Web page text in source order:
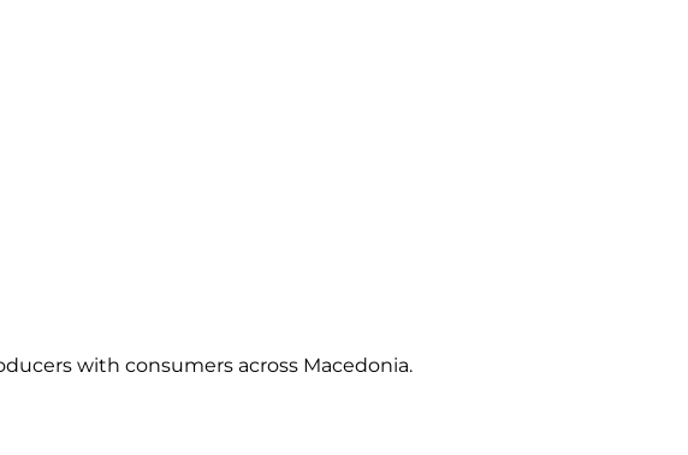
with consumers across Macedonia.